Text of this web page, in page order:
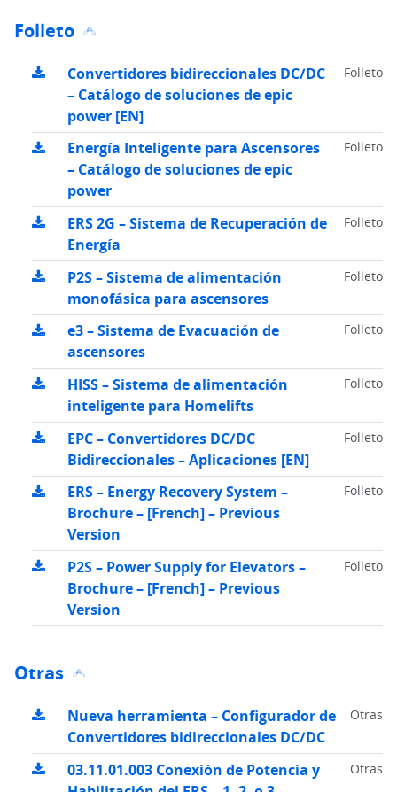
Folleto
Convertidores bidireccionales DC/DC
– Catálogo de soluciones de epic
power [EN]
Folleto
Energía Inteligente para Ascensores
– Catálogo de soluciones de epic
power
Folleto
ERS 2G – Sistema de Recuperación de
Energía
Folleto
P2S – Sistema de alimentación
monofásica para ascensores
Folleto
e3 – Sistema de Evacuación de
ascensores
Folleto
HISS – Sistema de alimentación
inteligente para Homelifts
Folleto
EPC – Convertidores DC/DC
Bidireccionales – Aplicaciones [EN]
Folleto
ERS – Energy Recovery System –
Brochure – [French] – Previous
Version
Folleto
P2S – Power Supply for Elevators –
Brochure – [French] – Previous
Version
Folleto
Otras
Nueva herramienta – Configurador de
Convertidores bidireccionales DC/DC
Otras
03.11.01.003 Conexión de Potencia y
Otras